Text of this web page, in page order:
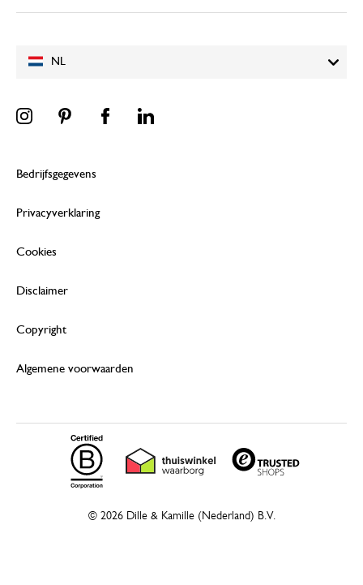
NL
Bedrijfsgegevens
Privacyverklaring
Cookies
Disclaimer
Copyright
Algemene voorwaarden
© 2026 Dille & Kamille (Nederland) B.V.